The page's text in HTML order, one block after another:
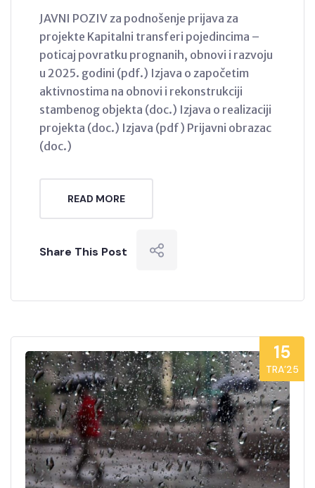
JAVNI POZIV za podnošenje prijava za
projekte Kapitalni transferi pojedincima –
poticaj povratku prognanih, obnovi i razvoju
u 2025. godini (pdf.) Izjava o započetim
aktivnostima na obnovi i rekonstrukciji
stambenog objekta (doc.) Izjava o realizaciji
projekta (doc.) Izjava (pdf) Prijavni obrazac
(doc.)
READ MORE
Share This Post
15
TRA’25